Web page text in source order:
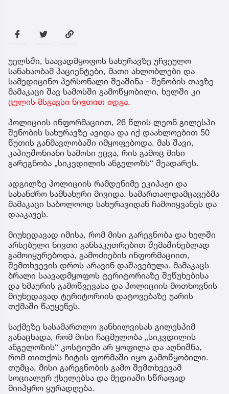
უელსში, საავადმყოფოს სახურავზე უჩვეულო
სანახაობამ პაციენტები, მათი ახლობლები და
სამედიცინო პერსონალი შეაშინა - შენობის თავზე
მამაკაცი შავ სამოსში გამოწყობილი, ხელში კი
ცელის მსგავსი ნივთით იდგა.
პოლიციის ინფორმაციით, 26 წლის ლეონ გილესპი
შენობის სახურავზე ავიდა და იქ დაახლოებით 50
წუთის განმავლობაში იმყოფებოდა. მას შავი,
კაპიუშონიანი სამოსი ეცვა, რის გამოც მისი
გარეგნობა „სიკვდილის ანგელოზს“ შეადარეს.
ადგილზე პოლიციის რამდენიმე ეკიპაჟი და
სახანძრო სამსახური მივიდა. სამართალდამცავებმა
მამაკაცი საბოლოოდ სახურავიდან ჩამოიყვანეს და
დააკავეს.
მიუხედავად იმისა, რომ მისი გარეგნობა და ხელში
არსებული ნივთი განსაკუთრებით შემაშინებლად
გამოიყურებოდა, გამოძიების ინფორმაციით,
შემთხვევის დროს არავინ დაშავებულა. მამაკაცს
ბრალი საავადმყოფოს ტერიტორიაზე შეწუხებისა
და ხმაურის გამოწვევასა და პოლიციის მოთხოვნის
მიუხედავად ტერიტორიის დატოვებაზე უარის
თქმაში წაუყენეს.
საქმეზე სასამართლო განხილვისას გილესპიმ
განაცხადა, რომ მისი ჩაცმულობა „სიკვდილის
ანგელოზის“ კოსტიუმი არ ყოფილა და აღნიშნა,
რომ თითქოს ჩიტის ფორმაში იყო გამოწყობილი.
თუმცა, მისი გარეგნობის გამო შემთხვევამ
სოციალურ ქსელებსა და მედიაში სწრაფად
მიიპყრო ყურადღება.